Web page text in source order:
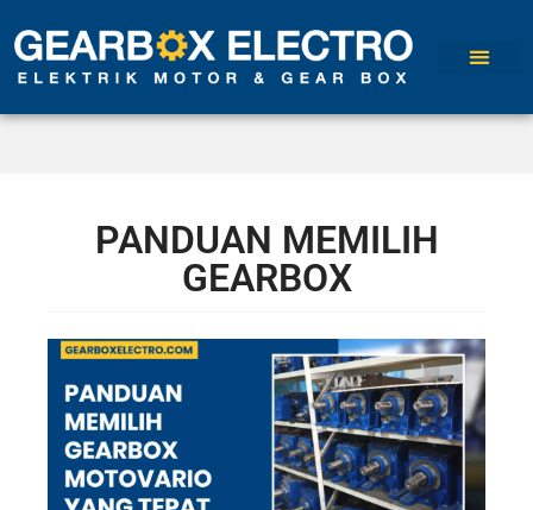
PANDUAN MEMILIH
GEARBOX